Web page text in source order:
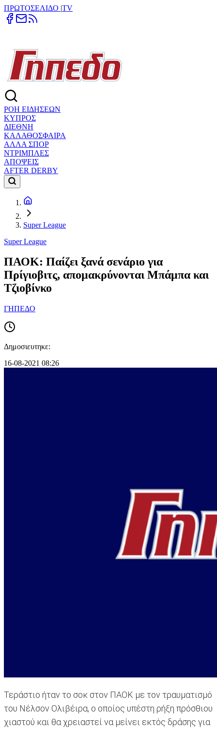
ΠΡΩΤΟΣΕΛΙΔΟ |TV
ΡΟΗ ΕΙΔΗΣΕΩΝ
ΚΥΠΡΟΣ
ΔΙΕΘΝΗ
ΚΑΛΑΘΟΣΦΑΙΡΑ
ΑΛΛΑ ΣΠΟΡ
ΝΤΡΙΜΠΛΕΣ
ΑΠΟΨΕΙΣ
AFTER DERBY
Super League
Super League
ΠΑΟΚ: Παίζει ξανά σενάριο για
Πρίγιοβιτς, απομακρύνονται Μπάμπα και
Τζιοβίνκο
ΓΗΠΕΔΟ
Δημοσιευτηκε:
16-08-2021 08:26
Τεράστιο ήταν το σοκ στον ΠΑΟΚ με τον τραυματισμό
του Νέλσον Ολιβέιρα, ο οποίος υπέστη ρήξη πρόσθιου
χιαστού και θα χρειαστεί να μείνει εκτός δράσης για